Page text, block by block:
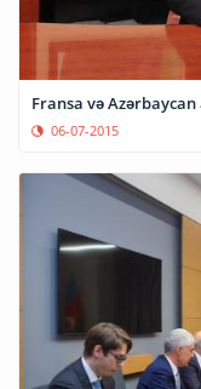
Fransa və
06-07-2015